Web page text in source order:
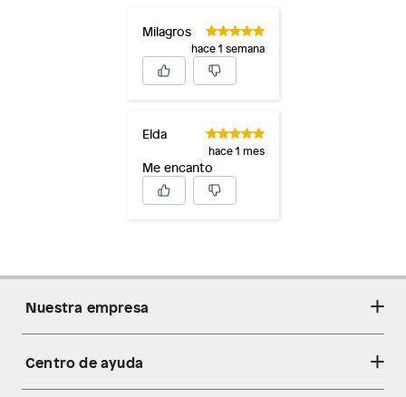
Milagros
hace 1 semana
Elda
hace 1 mes
Me encanto
Nuestra empresa
Acerca de nosotros
Centro de ayuda